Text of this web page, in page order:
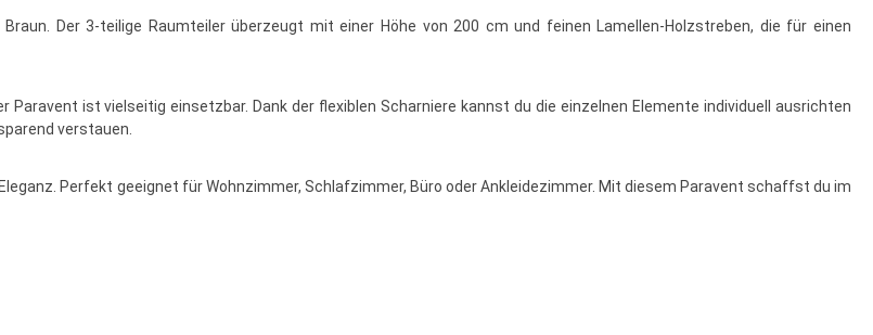
Der 3-teilige Raumteiler überzeugt mit einer Höhe von 200 cm und feinen Lamellen-Holzstreben, die für einen
ist vielseitig einsetzbar. Dank der flexiblen Scharniere kannst du die einzelnen Elemente individuell ausrichten
verstauen.
Perfekt geeignet für Wohnzimmer, Schlafzimmer, Büro oder Ankleidezimmer. Mit diesem Paravent schaffst du im